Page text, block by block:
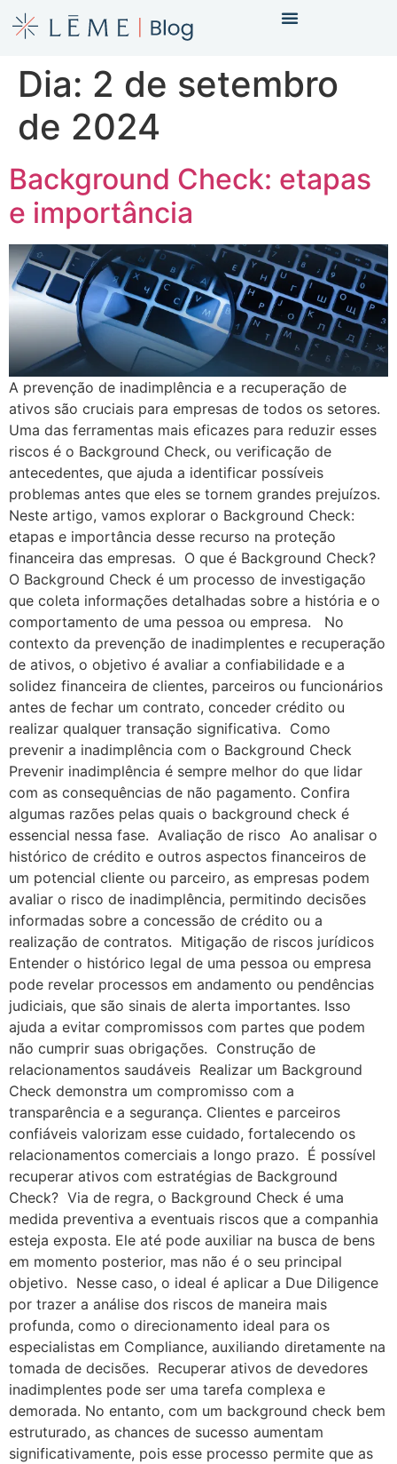
Dia: 2 de setembro
de 2024
Background Check: etapas
e importância
A prevenção de inadimplência e a recuperação de
ativos são cruciais para empresas de todos os setores.
Uma das ferramentas mais eficazes para reduzir esses
riscos é o Background Check, ou verificação de
antecedentes, que ajuda a identificar possíveis
problemas antes que eles se tornem grandes prejuízos.
Neste artigo, vamos explorar o Background Check:
etapas e importância desse recurso na proteção
financeira das empresas. O que é Background Check?
O Background Check é um processo de investigação
que coleta informações detalhadas sobre a história e o
comportamento de uma pessoa ou empresa. No
contexto da prevenção de inadimplentes e recuperação
de ativos, o objetivo é avaliar a confiabilidade e a
solidez financeira de clientes, parceiros ou funcionários
antes de fechar um contrato, conceder crédito ou
realizar qualquer transação significativa. Como
prevenir a inadimplência com o Background Check
Prevenir inadimplência é sempre melhor do que lidar
com as consequências de não pagamento. Confira
algumas razões pelas quais o background check é
essencial nessa fase. Avaliação de risco Ao analisar o
histórico de crédito e outros aspectos financeiros de
um potencial cliente ou parceiro, as empresas podem
avaliar o risco de inadimplência, permitindo decisões
informadas sobre a concessão de crédito ou a
realização de contratos. Mitigação de riscos jurídicos
Entender o histórico legal de uma pessoa ou empresa
pode revelar processos em andamento ou pendências
judiciais, que são sinais de alerta importantes. Isso
ajuda a evitar compromissos com partes que podem
não cumprir suas obrigações. Construção de
relacionamentos saudáveis Realizar um Background
Check demonstra um compromisso com a
transparência e a segurança. Clientes e parceiros
confiáveis valorizam esse cuidado, fortalecendo os
relacionamentos comerciais a longo prazo. É possível
recuperar ativos com estratégias de Background
Check? Via de regra, o Background Check é uma
medida preventiva a eventuais riscos que a companhia
esteja exposta. Ele até pode auxiliar na busca de bens
em momento posterior, mas não é o seu principal
objetivo. Nesse caso, o ideal é aplicar a Due Diligence
por trazer a análise dos riscos de maneira mais
profunda, como o direcionamento ideal para os
especialistas em Compliance, auxiliando diretamente na
tomada de decisões. Recuperar ativos de devedores
inadimplentes pode ser uma tarefa complexa e
demorada. No entanto, com um background check bem
estruturado, as chances de sucesso aumentam
significativamente, pois esse processo permite que as